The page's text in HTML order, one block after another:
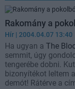
Rakomány a
Hír | 2004.04.07 13:40
Ha ugyan a The
semmit, úgy
tengerébe dobni.
bizonyítékot leltem
demót! Rátérve a